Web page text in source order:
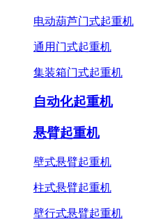
电动葫芦门式起重机
通用门式起重机
集装箱门式起重机
自动化起重机
悬臂起重机
壁式悬臂起重机
柱式悬臂起重机
壁行式悬臂起重机